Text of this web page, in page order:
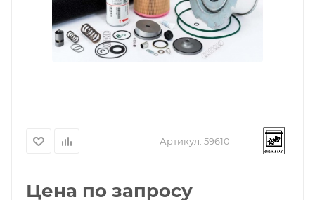
Артикул: 59610
Цена по запросу